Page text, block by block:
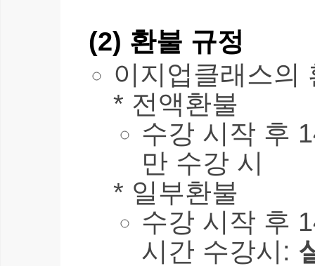
(2) 환불 규정
이지업클래스의
* 전액환불
수강 시작 후
만 수강 시
* 일부환불
수강 시작 후
시간 수강시: